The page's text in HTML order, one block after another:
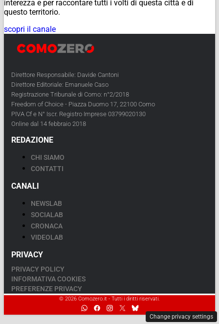
interezza e per raccontare tutti i volti di questa città e di
questo territorio.
scopri il canale
Direttore Responsabile: Davide Cantoni
Direttore Editoriale: Emanuele Caso
Registrazione Tribunale di Como: n°2/2018
Freedom of Choice - Piazza Duomo 17, 22100 Como
PIVA Cf e N° Iscr. Registro Imprese 03799020130
Online dal 14 febbraio 2018
REDAZIONE
CHI SIAMO
CONTATTI
CANALI
NEWSLAB
SOCIALAB
CRONACA
VIDEOLAB
PRIVACY
PRIVACY POLICY
INFORMATIVA COOKIES
PREFERENZE PRIVACY
© 2026 Comozero.it - Tutti i diritti riservati.
Change privacy settings